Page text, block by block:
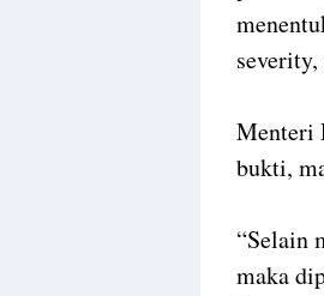
Menteri
bukti,
“Selain
maka